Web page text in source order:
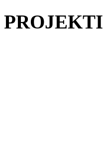
PROJEKTI